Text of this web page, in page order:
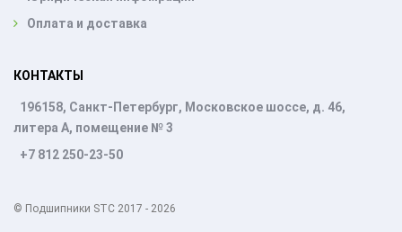
Оплата и доставка
КОНТАКТЫ
196158, Санкт-Петербург, Московское шоссе, д. 46,
литера А, помещение № 3
+7 812 250-23-50
© Подшипники STC 2017 - 2026